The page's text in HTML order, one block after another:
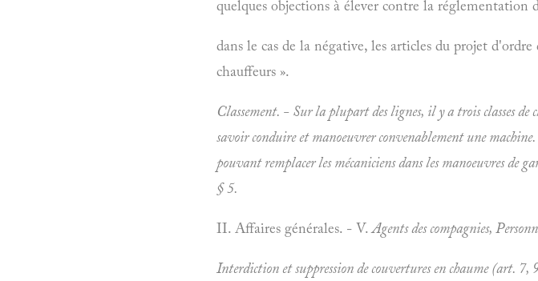
quelques objections à élever contre la réglementation
dans le cas de la négative, les articles du projet
chauffeurs ».
Classement. - Sur la plupart des lignes, il y a trois classes
savoir conduire et manoeuvrer convenablement une
pouvant remplacer les mécaniciens dans les manoeuvres de
§ 5.
II. Affaires générales. - V.Agents des compagnies,
Interdiction et suppression de couvertures en chaume (art.